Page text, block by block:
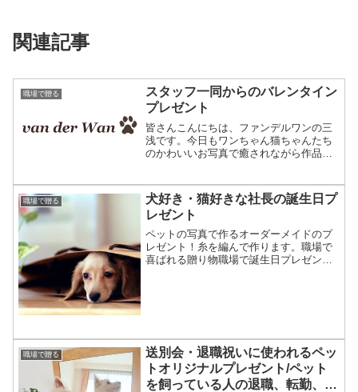
関連記事
職場で贈る
スタッフ一同からのバレンタイン
プレゼント
皆さんこんにちは、ファンデルワンの三
浅です。今日もワンちゃん猫ちゃんたち
のかわいいお写真で癒されながら作品作
飼い主さまへのプレゼントにご利用頂い
ています。改めましてこん...
職場で贈る
犬好き・猫好きな社長の誕生日プ
レゼント
ペットの写真で作るオーダーメイドのプ
レゼント！糸を編んで作ります。職場で
喜ばれる贈り物職場で誕生日プレゼント
職場で贈る
送別会・退職祝いに使われるペッ
トオリジナルプレゼント/ペット
を飼っている人の退職、転勤、異